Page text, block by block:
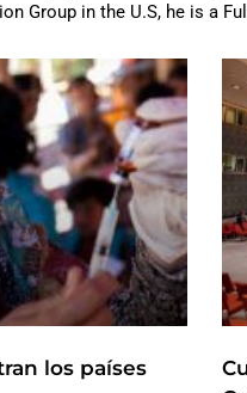
Group in the U.S, he is a
los países